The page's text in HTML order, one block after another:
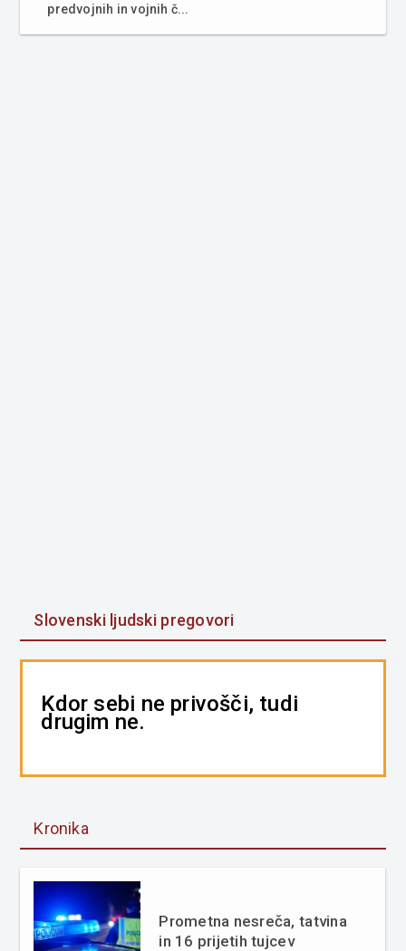
predvojnih in vojnih č...
Slovenski ljudski pregovori
Kdor sebi ne privošči, tudi
drugim ne.
Kronika
Prometna nesreča, tatvina
in 16 prijetih tujcev